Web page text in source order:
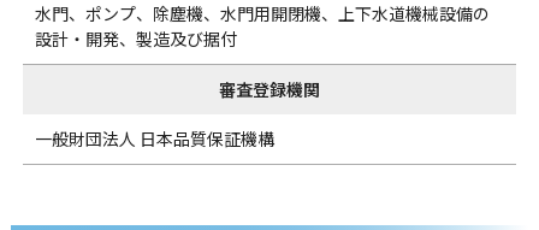
水門、ポンプ、除塵機、水門用開閉機、上下水道機械設備の
設計・開発、製造及び据付
審査登録機関
一般財団法人 日本品質保証機構